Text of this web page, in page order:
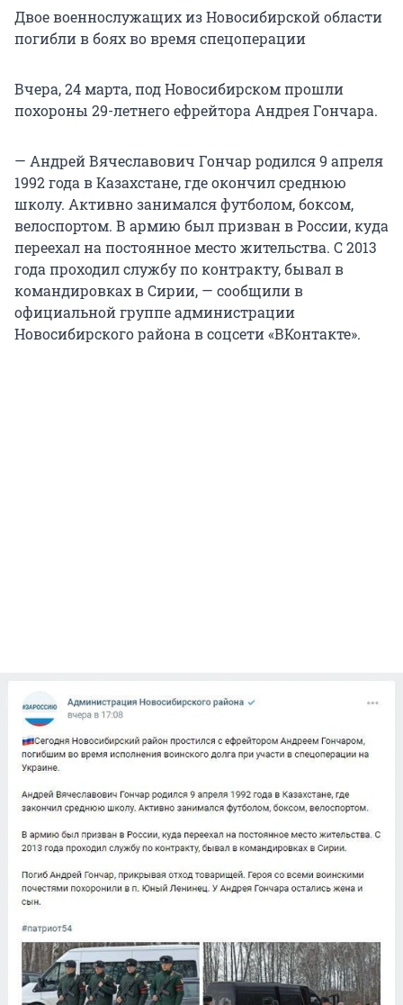
Двое военнослужащих из Новосибирской области
погибли в боях во время спецоперации
Вчера, 24 марта, под Новосибирском прошли
похороны 29-летнего ефрейтора Андрея Гончара.
— Андрей Вячеславович Гончар родился 9 апреля
1992 года в Казахстане, где окончил среднюю
школу. Активно занимался футболом, боксом,
велоспортом. В армию был призван в России, куда
переехал на постоянное место жительства. С 2013
года проходил службу по контракту, бывал в
командировках в Сирии, — сообщили в
официальной группе администрации
Новосибирского района в соцсети «ВКонтакте».